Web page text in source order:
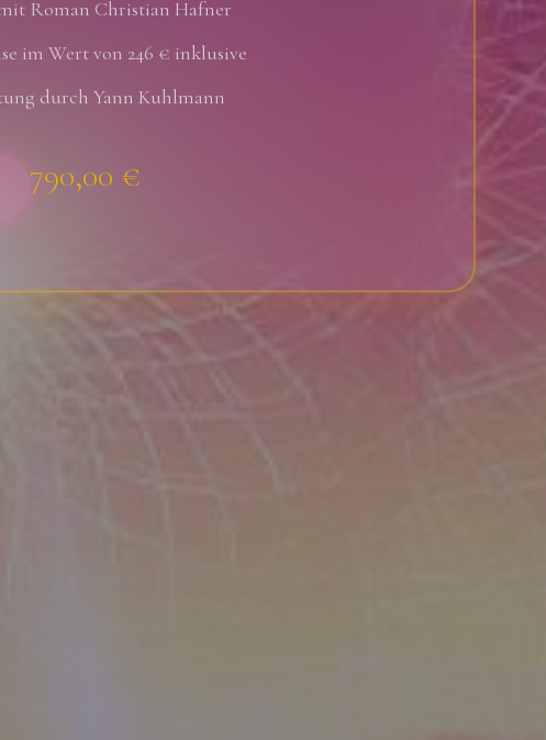
mit Roman Christian Hafner
im Wert von 246 € inklusive
durch Yann Kuhlmann
790,00 €